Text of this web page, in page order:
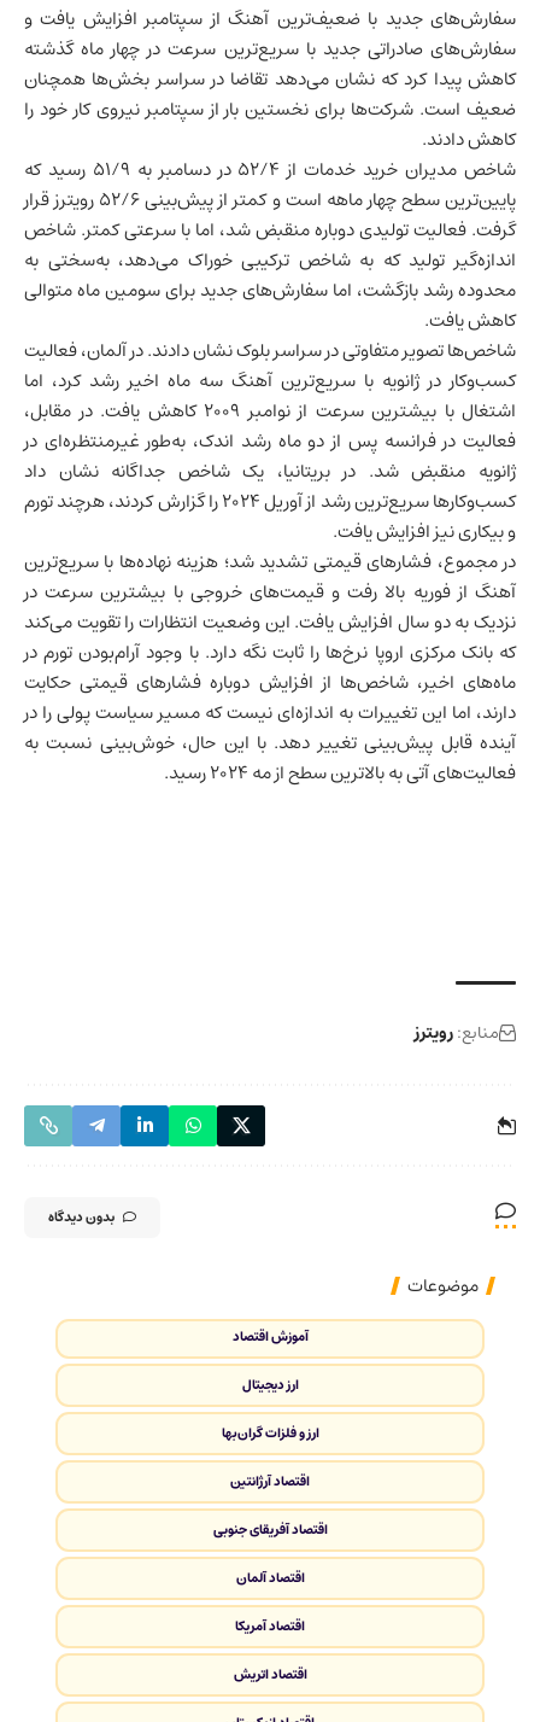
سفارش‌های جدید با ضعیف‌ترین آهنگ از سپتامبر افزایش یافت و
سفارش‌های صادراتی جدید با سریع‌ترین سرعت در چهار ماه گذشته
کاهش پیدا کرد که نشان می‌دهد تقاضا در سراسر بخش‌ها همچنان
ضعیف است. شرکت‌ها برای نخستین بار از سپتامبر نیروی کار خود را
کاهش دادند.
شاخص مدیران خرید خدمات از ۵۲/۴ در دسامبر به ۵۱/۹ رسید که
پایین‌ترین سطح چهار ماهه است و کمتر از پیش‌بینی ۵۲/۶ رویترز قرار
گرفت. فعالیت تولیدی دوباره منقبض شد، اما با سرعتی کمتر. شاخص
اندازه‌گیر تولید که به شاخص ترکیبی خوراک می‌دهد، به‌سختی به
محدوده رشد بازگشت، اما سفارش‌های جدید برای سومین ماه متوالی
کاهش یافت.
شاخص‌ها تصویر متفاوتی در سراسر بلوک نشان دادند. در آلمان، فعالیت
کسب‌وکار در ژانویه با سریع‌ترین آهنگ سه ماه اخیر رشد کرد، اما
اشتغال با بیشترین سرعت از نوامبر ۲۰۰۹ کاهش یافت. در مقابل،
فعالیت درفرانسه پس از دو ماه رشد اندک، به‌طور غیرمنتظره‌ای در
ژانویه منقبض شد. دربریتانیا، یک شاخص جداگانه نشان داد
کسب‌وکارها سریع‌ترین رشد از آوریل ۲۰۲۴ را گزارش کردند، هرچند تورم
و بیکاری نیز افزایش یافت.
در مجموع، فشارهای قیمتی تشدید شد؛ هزینه نهاده‌ها با سریع‌ترین
آهنگ از فوریه بالا رفت و قیمت‌های خروجی با بیشترین سرعت در
نزدیک به دو سال افزایش یافت. این وضعیت انتظارات را تقویت می‌کند
که بانک مرکزی اروپا نرخ‌ها را ثابت نگه دارد. با وجود آرام‌بودن تورم در
ماه‌های اخیر، شاخص‌ها از افزایش دوباره فشارهای قیمتی حکایت
دارند، اما این تغییرات به اندازه‌ای نیست که مسیر سیاست پولی را در
آینده قابل پیش‌بینی تغییر دهد. با این حال، خوش‌بینی نسبت به
فعالیت‌های آتی به بالاترین سطح از مه ۲۰۲۴ رسید.
منابع:رویترز
بدون دیدگاه
موضوعات
آموزش اقتصاد
ارز دیجیتال
ارز و فلزات گران‌بها
اقتصاد آرژانتین
اقتصاد آفریقای جنوبی
اقتصاد آلمان
اقتصاد آمریکا
اقتصاد اتریش